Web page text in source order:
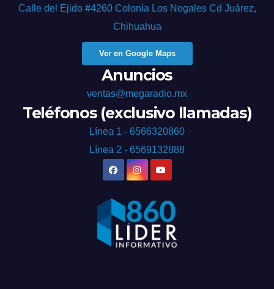
Calle del Ejido #4260 Colonia Los Nogales Cd Juárez,
Chihuahua
Ver en Google Maps
Anuncios
ventas@megaradio.mx
Teléfonos (exclusivo llamadas)
Línea 1 - 6566320860
Línea 2 - 6569132888